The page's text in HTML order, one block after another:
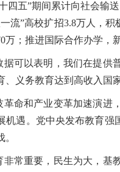
四五”期间累计向社会输
流”高校扩招3.8万人，
万；推进国际合作办学，
据可以表明，我们在提供
、义务教育达到高收入国
革命和产业变革加速演进
机遇。党中央发布教育
非常重要，民生为大，基